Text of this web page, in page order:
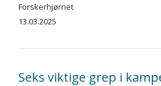
Forskerhjørnet
13.03.2025
Seks viktige grep i